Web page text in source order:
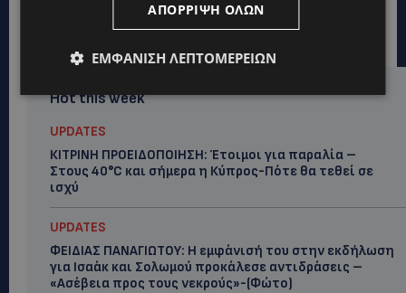
Hot this week
UPDATES
ΚΙΤΡΙΝΗ ΠΡΟΕΙΔΟΠΟΙΗΣΗ: Έτοιμοι για παραλία –
Στους 40°C και σήμερα η Κύπρος-Πότε θα τεθεί σε
ισχύ
UPDATES
ΦΕΙΔΙΑΣ ΠΑΝΑΓΙΩΤΟΥ: Η εμφάνισή του στην εκδήλωση
για Ισαάκ και Σολωμού προκάλεσε αντιδράσεις –
«Ασέβεια προς τους νεκρούς»-(Φώτο)
ΑΠΌΡΡΙΨΗ ΌΛΩΝ
ΕΜΦΆΝΙΣΗ ΛΕΠΤΟΜΕΡΕΙΏΝ